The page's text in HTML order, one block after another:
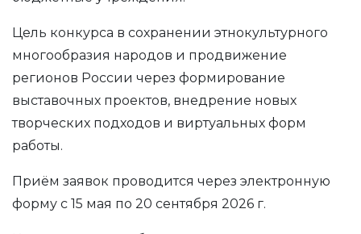
Цель конкурса в сохранении этнокультурного
многообразия народов и продвижение
регионов России через формирование
выставочных проектов, внедрение новых
творческих подходов и виртуальных форм
работы.
Приём заявок проводится через электронную
форму с 15 мая по 20 сентября 2026 г.